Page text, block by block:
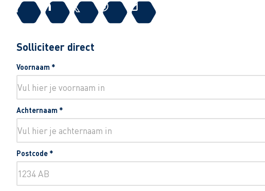
Solliciteer direct
Voornaam *
Achternaam *
Postcode *